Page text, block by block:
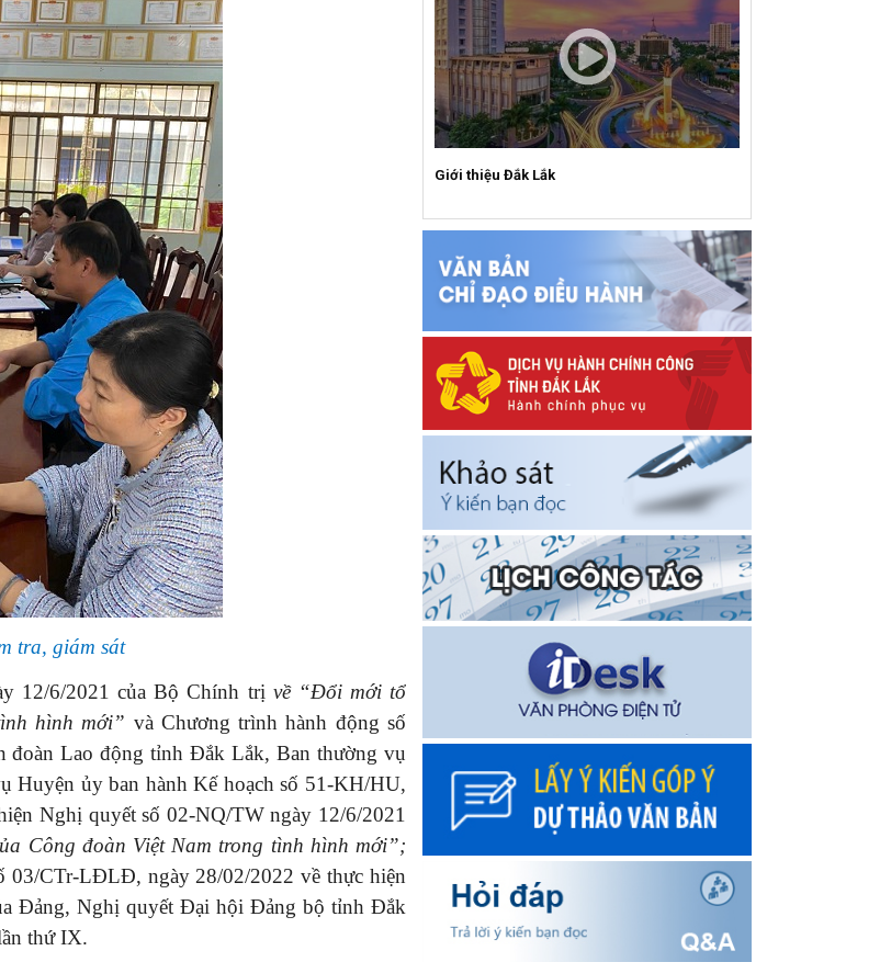
tra, giám sát
12/6/2021 của Bộ Chính trị về “Đổi mới tổ
hình mới” và Chương trình hành động số
đoàn Lao động tỉnh Đắk Lắk,Ban thường vụ
Huyện ủy ban hànhKế hoạch số 51-KH/HU,
Nghị quyết số 02-NQ/TW ngày 12/6/2021
Công đoàn Việt Nam trong tình hình mới”;
03/CTr-LĐLĐ, ngày 28/02/2022 về thực hiện
Đảng, Nghị quyết Đại hội Đảng bộ tỉnh Đắk
thứ IX.
Giới thiệu Đắk Lắk